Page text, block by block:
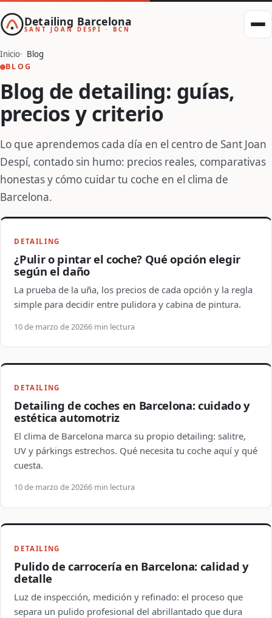
Detailing Barcelona
SANT JOAN DESPÍ · BCN
Inicio Blog
BLOG
Blog de detailing: guías,
precios y criterio
Lo que aprendemos cada día en el centro de Sant Joan
Despí, contado sin humo: precios reales, comparativas
honestas y cómo cuidar tu coche en el clima de
Barcelona.
DETAILING
¿Pulir o pintar el coche? Qué opción elegir
según el daño
La prueba de la uña, los precios de cada opción y la regla
simple para decidir entre pulidora y cabina de pintura.
10 de marzo de 20266 min lectura
DETAILING
Detailing de coches en Barcelona: cuidado y
estética automotriz
El clima de Barcelona marca su propio detailing: salitre,
UV y párkings estrechos. Qué necesita tu coche aquí y qué
cuesta.
10 de marzo de 20266 min lectura
DETAILING
Pulido de carrocería en Barcelona: calidad y
detalle
Luz de inspección, medición y refinado: el proceso que
separa un pulido profesional del abrillantado que dura